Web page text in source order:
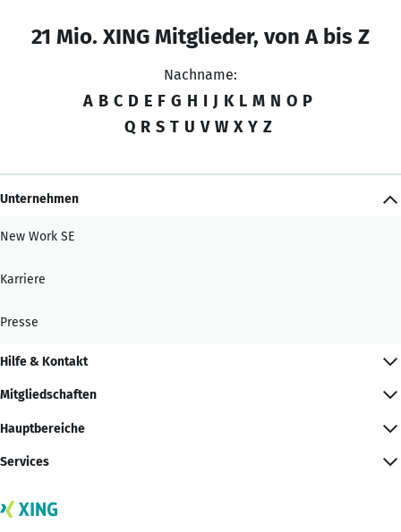
21 Mio. XING Mitglieder, von A bis Z
Nachname:
A B C D E F G H I J K L M N O P
Q R S T U V W X Y Z
Unternehmen
New Work SE
Karriere
Presse
Hilfe & Kontakt
Mitgliedschaften
Hauptbereiche
Services